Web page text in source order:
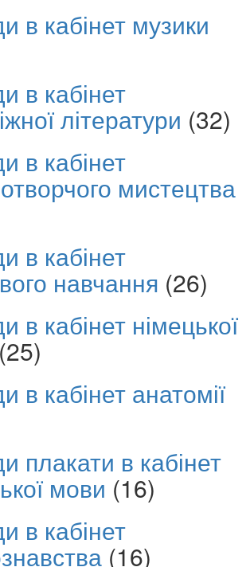
в кабінет музики
в кабінет
літератури (32)
в кабінет
мистецтва
в кабінет
навчання (26)
в кабінет німецької
(25)
в кабінет анатомії
плакати в кабінет
мови (16)
в кабінет
(16)